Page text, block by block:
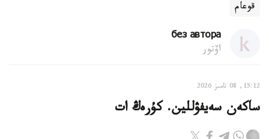
قوعام
без автора
اۆتور
15:12, 08 تامىز 2026
ساكەن سەيفۋللين. كۇرەڭ ات